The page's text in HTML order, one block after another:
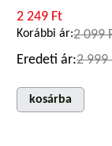
2 249 Ft
Korábbi ár:2 099
Eredeti ár:2 999
kosárba